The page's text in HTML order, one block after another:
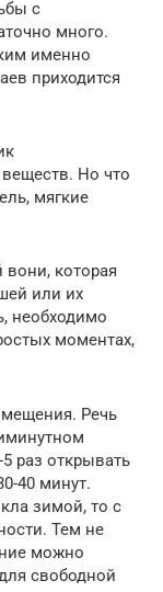
с
много.
именно
приходится
Но что
мягкие
вони, которая
или их
необходимо
моментах,
Речь
раз открывать
40 минут.
зимой, то с
Тем не
можно
свободной